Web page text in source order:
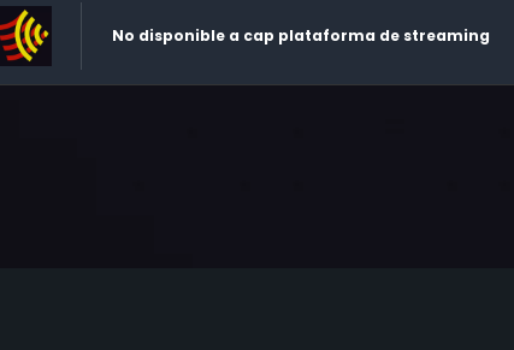
No disponible a cap plataforma de streaming